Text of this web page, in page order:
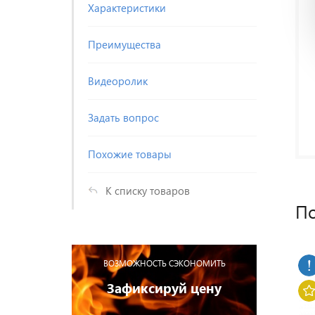
Характеристики
Преимущества
Видеоролик
Задать вопрос
Похожие товары
К списку товаров
ВОЗМОЖНОСТЬ СЭКОНОМИТЬ
Зафиксируй цену